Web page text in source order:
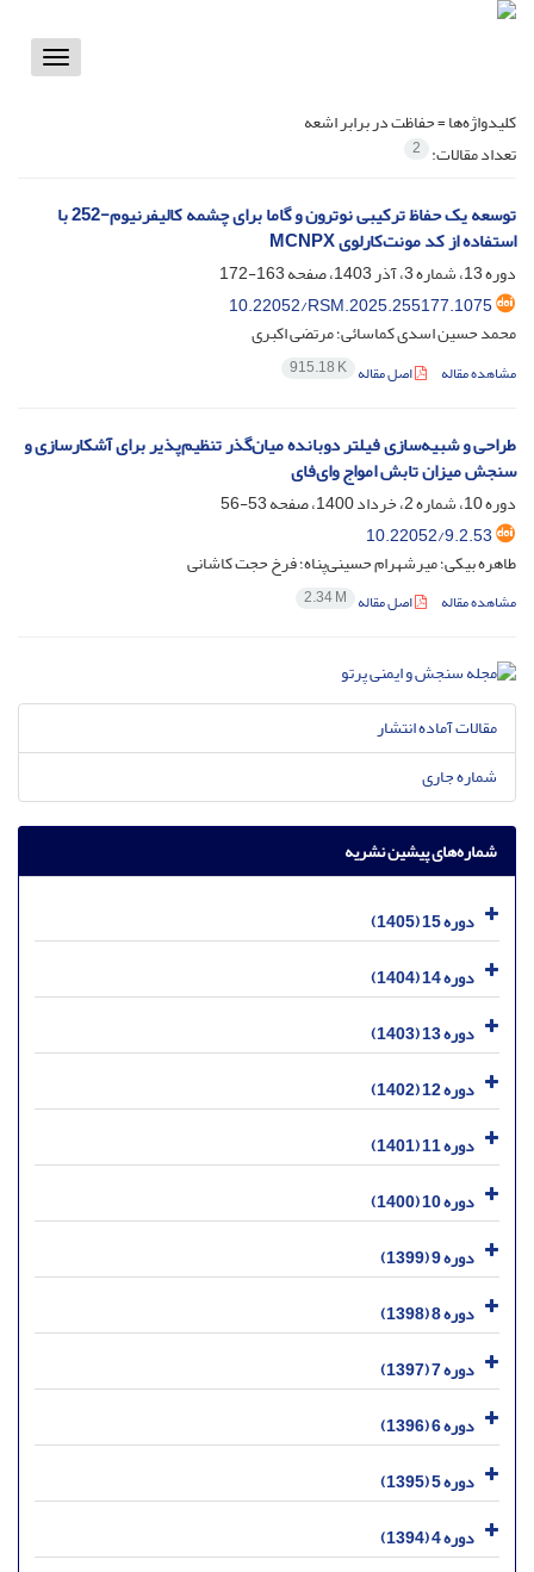
Toggle
کلیدواژه‌ها =حفاظت در برابر اشعه
تعداد مقالات: 2
توسعه یک حفاظ ترکیبی نوترون و گاما برای چشمه کالیفرنیوم-252 با
استفاده از کد مونت‌کارلوی MCNPX
دوره 13، شماره 3، آذر 1403، صفحه
163-172
10.22052/RSM.2025.255177.1075
محمد حسین اسدی کماسائی؛ مرتضی اکبری
مشاهده مقاله اصل مقاله 915.18 K
طراحی و شبیه‌سازی فیلتر دوبانده میان‌گذر تنظیم‌پذیر برای آشکارسازی و
سنجش میزان تابش امواج وای‌فای
دوره 10، شماره 2، خرداد 1400، صفحه
53-56
10.22052/9.2.53
طاهره بیکی؛ میرشهرام حسینی‌پناه؛ فرخ حجت کاشانی
مشاهده مقاله اصل مقاله 2.34 M
مقالات آماده انتشار
شماره جاری
شماره‌های پیشین نشریه
دوره 15 (1405)
دوره 14 (1404)
دوره 13 (1403)
دوره 12 (1402)
دوره 11 (1401)
دوره 10 (1400)
دوره 9 (1399)
دوره 8 (1398)
دوره 7 (1397)
دوره 6 (1396)
دوره 5 (1395)
دوره 4 (1394)